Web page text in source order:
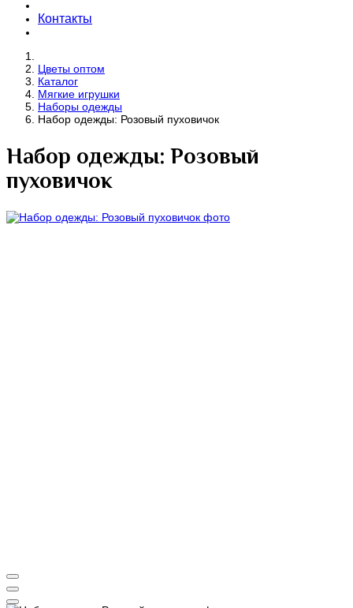
Контакты
Цветы оптом
Каталог
Мягкие игрушки
Наборы одежды
Набор одежды: Розовый пуховичок
Набор одежды: Розовый
пуховичок